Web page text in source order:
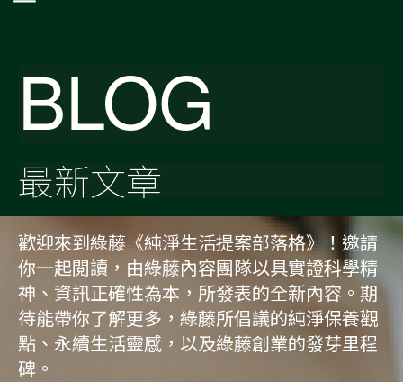
BLOG
最新文章
歡迎來到綠藤《純淨生活提案部落格》！邀請
你一起閱讀，由綠藤內容團隊以具實證科學精
神、資訊正確性為本，所發表的全新內容。期
待能帶你了解更多，綠藤所倡議的純淨保養觀
點、永續生活靈感，以及綠藤創業的發芽里程
碑。